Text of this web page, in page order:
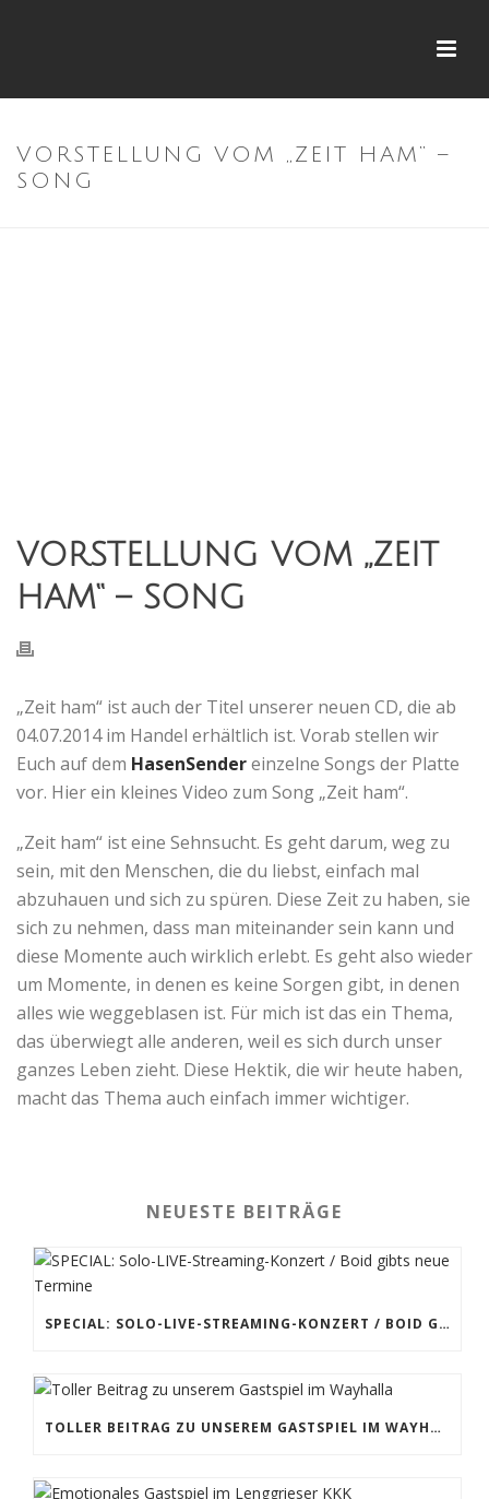
VORSTELLUNG VOM „ZEIT HAM“ –
SONG
VORSTELLUNG VOM „ZEIT
HAM“ – SONG
„Zeit ham“ ist auch der Titel unserer neuen CD, die ab
04.07.2014 im Handel erhältlich ist. Vorab stellen wir
Euch auf dem HasenSendereinzelne Songs der Platte
vor. Hier ein kleines Video zum Song „Zeit ham“.
„Zeit ham“ ist eine Sehnsucht. Es geht darum, weg zu
sein, mit den Menschen, die du liebst, einfach mal
abzuhauen und sich zu spüren. Diese Zeit zu haben, sie
sich zu nehmen, dass man miteinander sein kann und
diese Momente auch wirklich erlebt. Es geht also wieder
um Momente, in denen es keine Sorgen gibt, in denen
alles wie weggeblasen ist. Für mich ist das ein Thema,
das überwiegt alle anderen, weil es sich durch unser
ganzes Leben zieht. Diese Hektik, die wir heute haben,
macht das Thema auch einfach immer wichtiger.
NEUESTE BEITRÄGE
SPECIAL: SOLO-LIVE-STREAMING-KONZERT / BOID GIBTS NEUE TERMINE
TOLLER BEITRAG ZU UNSEREM GASTSPIEL IM WAYHALLA